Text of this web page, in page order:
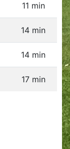
11 min
14 min
14 min
17 min